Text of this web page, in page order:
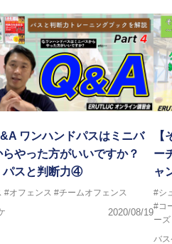
ワンハンドパスはミニバ
らやった方がいいですか？
パスと判断力④
#オフェンス #チームオフェンス
2020/08/19
ー
ャ
#シ
#コ
ーズ
バス